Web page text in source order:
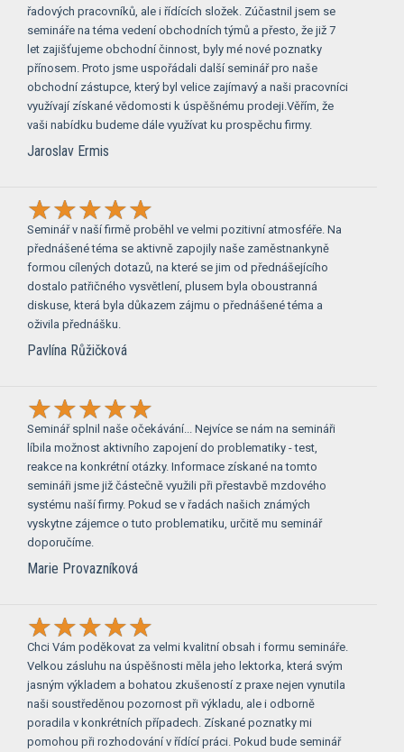
řadových pracovníků, ale i řídících složek. Zúčastnil jsem se
semináře na téma vedení obchodních týmů a přesto, že již 7
let zajišťujeme obchodní činnost, byly mé nové poznatky
přínosem. Proto jsme uspořádali další seminář pro naše
obchodní zástupce, který byl velice zajímavý a naši pracovníci
využívají získané vědomosti k úspěšnému prodeji.Věřím, že
vaši nabídku budeme dále využívat ku prospěchu firmy.
Jaroslav Ermis
Seminář v naší firmě proběhl ve velmi pozitivní atmosféře. Na
přednášené téma se aktivně zapojily naše zaměstnankyně
formou cílených dotazů, na které se jim od přednášejícího
dostalo patřičného vysvětlení, plusem byla oboustranná
diskuse, která byla důkazem zájmu o přednášené téma a
oživila přednášku.
Pavlína Růžičková
Seminář splnil naše očekávání... Nejvíce se nám na semináři
líbila možnost aktivního zapojení do problematiky - test,
reakce na konkrétní otázky. Informace získané na tomto
semináři jsme již částečně využili při přestavbě mzdového
systému naší firmy. Pokud se v řadách našich známých
vyskytne zájemce o tuto problematiku, určitě mu seminář
doporučíme.
Marie Provazníková
Chci Vám poděkovat za velmi kvalitní obsah i formu semináře.
Velkou zásluhu na úspěšnosti měla jeho lektorka, která svým
jasným výkladem a bohatou zkušeností z praxe nejen vynutila
naši soustředěnou pozornost při výkladu, ale i odborně
poradila v konkrétních případech. Získané poznatky mi
pomohou při rozhodování v řídící práci. Pokud bude seminář